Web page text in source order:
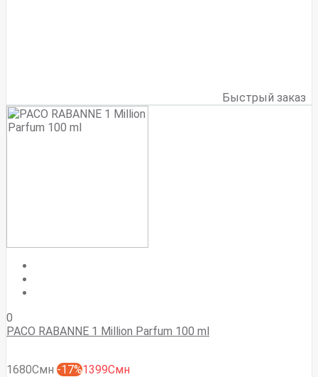
Быстрый заказ
0
PACO RABANNE 1 Million Parfum 100 ml
1680Смн -17%1399Смн